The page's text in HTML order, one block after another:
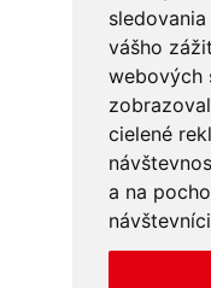
vášho
webových
cielené
a na
Ochrana